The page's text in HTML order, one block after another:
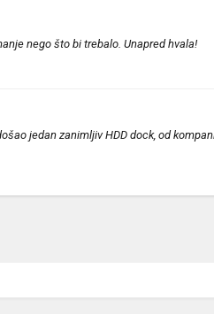
nego što bi trebalo. Unapred hvala!
jedan zanimljiv HDD dock, od